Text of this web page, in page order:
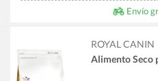
Envío
ROYAL CANIN
Alimento Seco